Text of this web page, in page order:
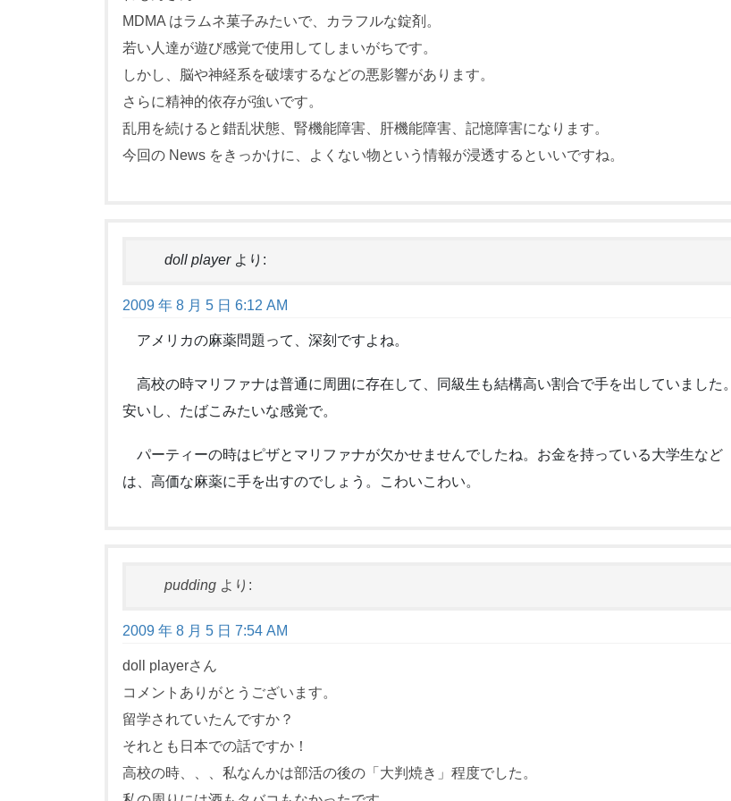
MDMA はラムネ菓子みたいで、カラフルな錠剤。
若い人達が遊び感覚で使用してしまいがちです。
しかし、脳や神経系を破壊するなどの悪影響があります。
さらに精神的依存が強いです。
乱用を続けると錯乱状態、腎機能障害、肝機能障害、記憶障害になります。
今回の News をきっかけに、よくない物という情報が浸透するといいですね。
doll player より:
2009 年 8 月 5 日 6:12 AM
アメリカの麻薬問題って、深刻ですよね。
高校の時マリファナは普通に周囲に存在して、同級生も結構高い割合で手を出していました。
安いし、たばこみたいな感覚で。
パーティーの時はピザとマリファナが欠かせませんでしたね。お金を持っている大学生など
は、高価な麻薬に手を出すのでしょう。こわいこわい。
pudding より:
2009 年 8 月 5 日 7:54 AM
doll playerさん
コメントありがとうございます。
留学されていたんですか？
それとも日本での話ですか！
高校の時、、、私なんかは部活の後の「大判焼き」程度でした。